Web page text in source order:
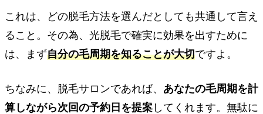
これは、どの脱毛方法を選んだとしても共通して言え
ること。その為、光脱毛で確実に効果を出すために
は、まず自分の毛周期を知ることが大切ですよ。
ちなみに、脱毛サロンであれば、 あなたの毛周期を計
算しながら次回の予約日を提案 してくれます。無駄に